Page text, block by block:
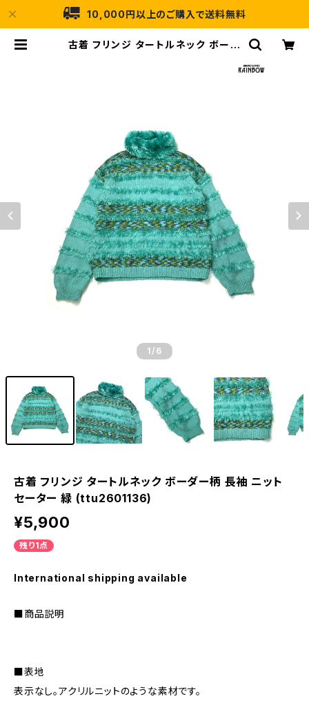
10,000円以上のご購入で送料無料
古着 フリンジ タートルネック ボーダ
1 /6
古着 フリンジ タートルネック ボーダー柄 長袖 ニット
セーター 緑 (ttu2601136)
¥5,900
残り1点
International shipping available
■商品説明
■表地
表示なし。アクリルニットのような素材です。